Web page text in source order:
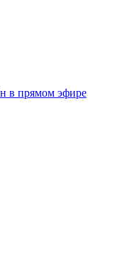
в прямом эфире